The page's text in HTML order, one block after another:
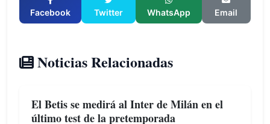
Facebook Twitter WhatsApp Email
Noticias Relacionadas
El Betis se medirá al Inter de Milán en el
último test de la pretemporada